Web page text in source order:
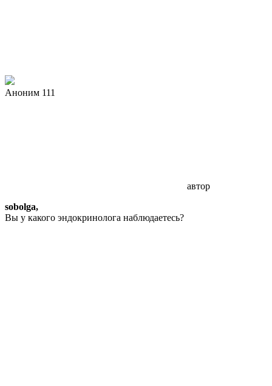
Аноним 111
автор
sobolga,
Вы у какого эндокринолога наблюдаетесь?